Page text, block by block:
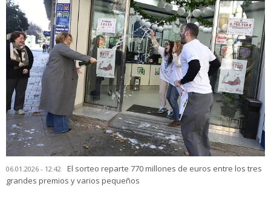
06.01.2026 - 12:42
El sorteo reparte 770 millones de euros entre los tres
grandes premios y varios pequeños